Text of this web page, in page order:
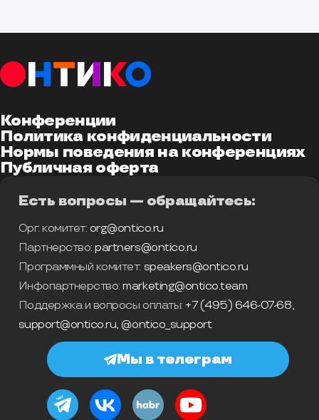
Конференции
Политика конфиденциальности
Нормы поведения на конференциях
Публичная оферта
Есть вопросы — обращайтесь:
Орг. комитет: org@ontico.ru
Партнерство: partners@ontico.ru
Программный комитет: speakers@ontico.ru
Инфопартнерство: marketing@ontico.team
Поддержка и вопросы оплаты: +7 (495) 646-07-68,
support@ontico.ru, @ontico_support
Мы в телеграм